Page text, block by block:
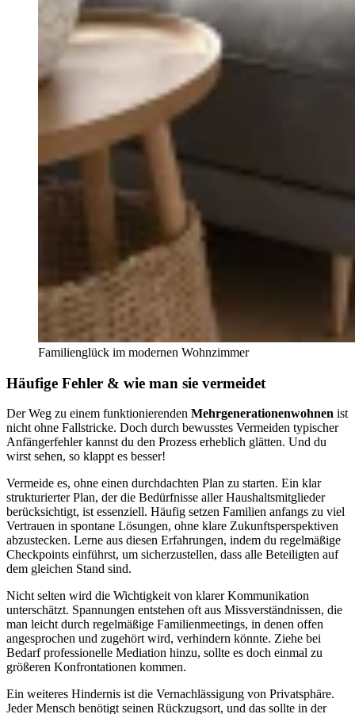
Familienglück im modernen Wohnzimmer
Häufige Fehler & wie man sie vermeidet
Der Weg zu einem funktionierenden Mehrgenerationenwohnen ist
nicht ohne Fallstricke. Doch durch bewusstes Vermeiden typischer
Anfängerfehler kannst du den Prozess erheblich glätten. Und du
wirst sehen, so klappt es besser!
Vermeide es, ohne einen durchdachten Plan zu starten. Ein klar
strukturierter Plan, der die Bedürfnisse aller Haushaltsmitglieder
berücksichtigt, ist essenziell. Häufig setzen Familien anfangs zu viel
Vertrauen in spontane Lösungen, ohne klare Zukunftsperspektiven
abzustecken. Lerne aus diesen Erfahrungen, indem du regelmäßige
Checkpoints einführst, um sicherzustellen, dass alle Beteiligten auf
dem gleichen Stand sind.
Nicht selten wird die Wichtigkeit von klarer Kommunikation
unterschätzt. Spannungen entstehen oft aus Missverständnissen, die
man leicht durch regelmäßige Familienmeetings, in denen offen
angesprochen und zugehört wird, verhindern könnte. Ziehe bei
Bedarf professionelle Mediation hinzu, sollte es doch einmal zu
größeren Konfrontationen kommen.
Ein weiteres Hindernis ist die Vernachlässigung von Privatsphäre.
Jeder Mensch benötigt seinen Rückzugsort, und das sollte in der